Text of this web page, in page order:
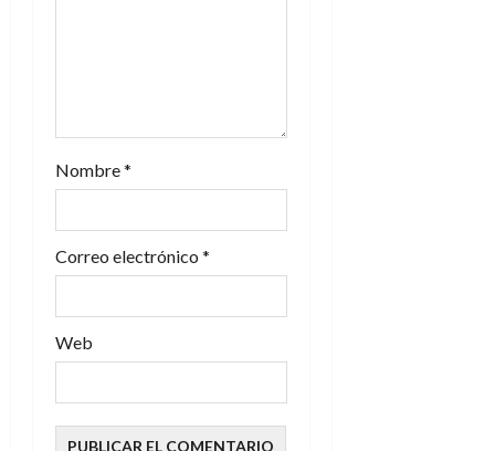
r
a
d
a
s
Nombre*
Correo electrónico *
Web